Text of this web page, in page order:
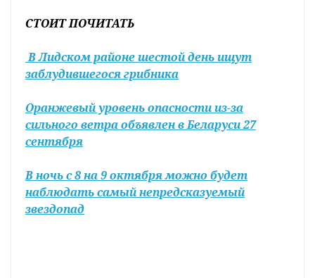
СТОИТ ПОЧИТАТЬ
В Лидском районе шестой день ищут
заблудившегося грибника
Оранжевый уровень опасности из-за
сильного ветра объявлен в Беларуси 27
сентября
В ночь с 8 на 9 октября можно будет
наблюдать самый непредсказуемый
звездопад